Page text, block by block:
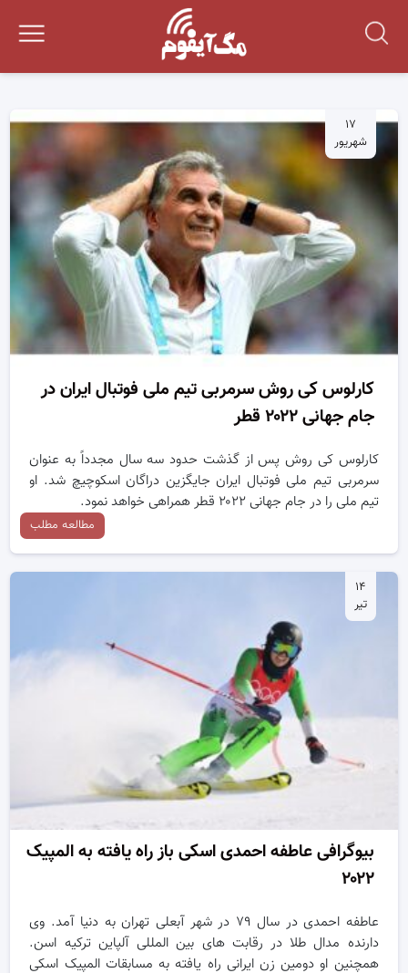
۱۷
شهریور
کارلوس کی روش سرمربی تیم ملی فوتبال ایران در
جام جهانی ۲۰۲۲ قطر
کارلوس کی روش پس از گذشت حدود سه سال مجدداً به عنوان
سرمربی تیم ملی فوتبال ایران جایگزین دراگان اسکوچیچ شد. او
تیم ملی را در جام جهانی ۲۰۲۲ قطر همراهی خواهد نمود.
مطالعه مطلب
۱۴
تیر
بیوگرافی عاطفه احمدی اسکی باز راه یافته به المپیک
۲۰۲۲
عاطفه احمدی در سال ۷۹ در شهر آبعلی تهران به دنیا آمد. وی
دارنده مدال طلا در رقابت های بین المللی آلپاین ترکیه اسن.
همچنین او دومین زن ایرانی راه یافته به مسابقات المپیک اسکی